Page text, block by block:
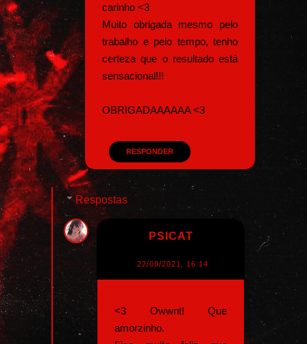
carinho <3
Muito obrigada mesmo pelo
trabalho e pelo tempo, tenho
certeza que o resultado está
sensacional!!!
OBRIGADAAAAAA <3
RESPONDER
Respostas
PSICAT
22/09/2021, 16:14
<3 Owwnt! Que
amorzinho.